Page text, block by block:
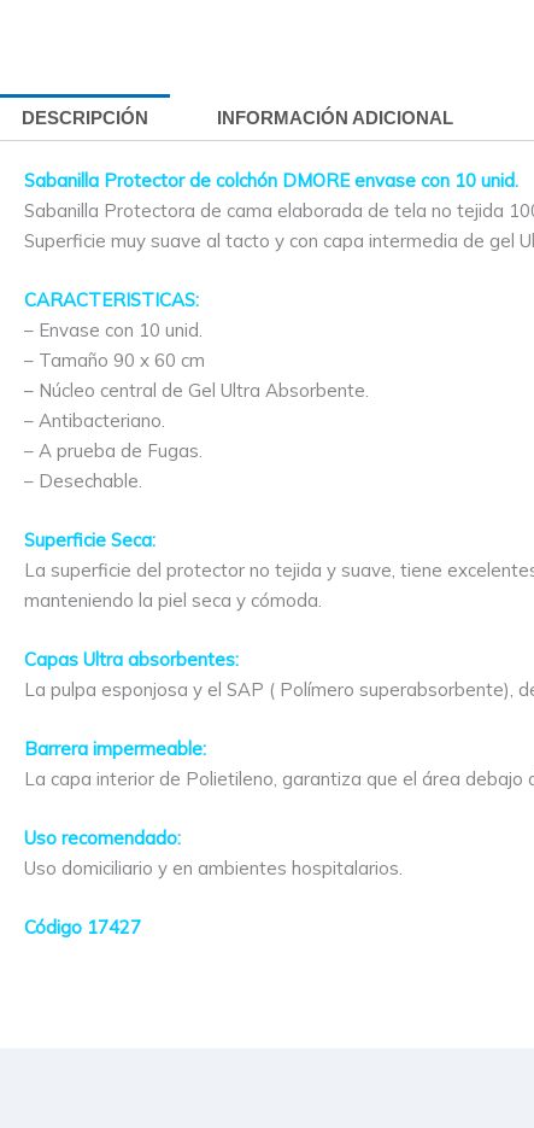
DESCRIPCIÓN INFORMACIÓN ADICIONAL
Sabanilla Protector de colchón DMORE envase con 10 unid.
Sabanilla Protectora de cama elaborada de tela no tejida
Superficie muy suave al tacto y con capa intermedia de gel
CARACTERISTICAS:
– Envase con 10 unid.
– Tamaño 90 x 60 cm
– Núcleo central de Gel Ultra Absorbente.
– Antibacteriano.
– A prueba de Fugas.
– Desechable.
Superficie Seca:
La superficie del protector no tejida y suave, tiene
manteniendo la piel seca y cómoda.
Capas Ultra absorbentes:
La pulpa esponjosa y el SAP ( Polímero superabsorbente),
Barrera impermeable:
La capa interior de Polietileno, garantiza que el área debajo
Uso recomendado:
Uso domiciliario y en ambientes hospitalarios.
Código 17427